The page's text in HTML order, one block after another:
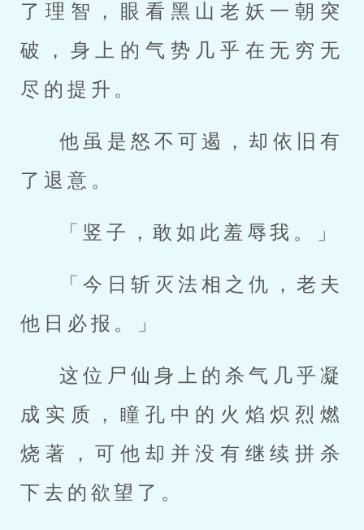
了理智，眼看黑山老妖一朝突
破，身上的气势几乎在无穷无
尽的提升。
他虽是怒不可遏，却依旧有
了退意。
「竖子，敢如此羞辱我。」
「今日斩灭法相之仇，老夫
他日必报。」
这位尸仙身上的杀气几乎凝
成实质，瞳孔中的火焰炽烈燃
烧著，可他却并没有继续拼杀
下去的欲望了。